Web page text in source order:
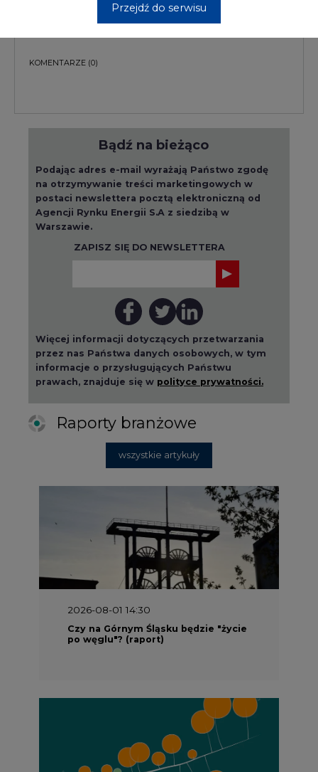
Przejdź do serwisu
KOMENTARZE (0)
Bądź na bieżąco
Podając adres e-mail wyrażają Państwo zgodę
na otrzymywanie treści marketingowych w
postaci newslettera pocztą elektroniczną od
Agencji Rynku Energii S.A z siedzibą w
Warszawie.
ZAPISZ SIĘ DO NEWSLETTERA
Więcej informacji dotyczących przetwarzania
przez nas Państwa danych osobowych, w tym
informacje o przysługujących Państwu
prawach, znajduje się w polityce prywatności.
Raporty branżowe
wszystkie artykuły
2026-08-01 14:30
Czy na Górnym Śląsku będzie "życie
po węglu"? (raport)